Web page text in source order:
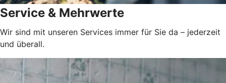
Service & Mehrwerte
Wir sind mit unseren Services immer für Sie da – jederzeit
und überall.